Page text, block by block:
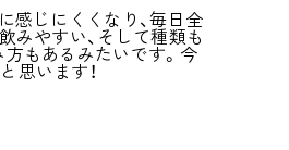
感じにくくなり、毎日全
みやすい、そして種類も
もあるみたいです。今
思います！